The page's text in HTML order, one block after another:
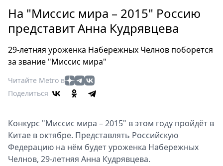
Россия
Мир
Еда
Мода
Театр
Афиша
Книги
Выставки
На "Миссис мира – 2015" Россию
представит Анна Кудрявцева
29-летняя уроженка Набережных Челнов поборется
за звание "Миссис мира"
Читайте Metro в
Поделиться
Конкурс "Миссис мира – 2015" в этом году пройдёт в
Китае в октябре. Представлять Российскую
Федерацию на нём будет уроженка Набережных
Челнов, 29-летняя Анна Кудрявцева.